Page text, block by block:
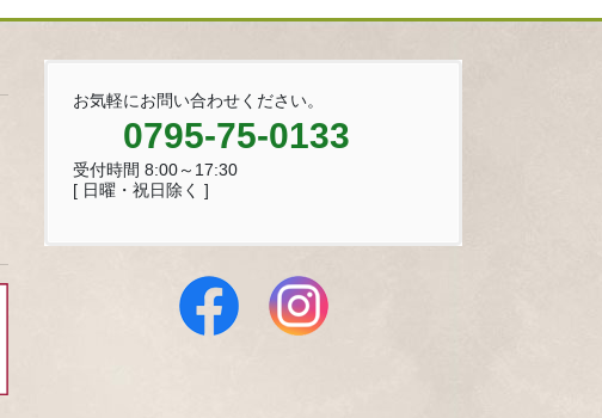
お気軽にお問い合わせください。
0795-75-0133
受付時間 8:00～17:30
[ 日曜・祝日除く ]